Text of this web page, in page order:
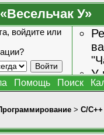
У»
войдите или
У
Помощь Поиск
> C/C++